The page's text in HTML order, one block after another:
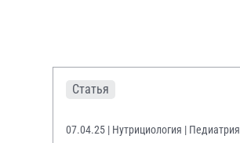
Статья
07.04.25 | Нутрициология | Педиатрия